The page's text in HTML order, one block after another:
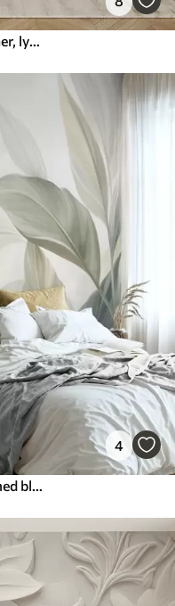
Grene med blade i blå og brune toner, lys baggrund, blød og delikat, akvarel-stil
4
Store, lysegrønne tropiske blade med bløde pastelfarver og struktureret kunst